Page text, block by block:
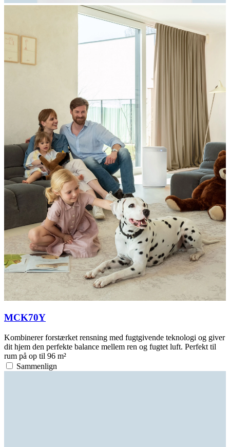
MCK70Y
Kombinerer forstærket rensning med fugtgivende teknologi og giver
dit hjem den perfekte balance mellem ren og fugtet luft. Perfekt til
rum på op til 96 m²
Sammenlign